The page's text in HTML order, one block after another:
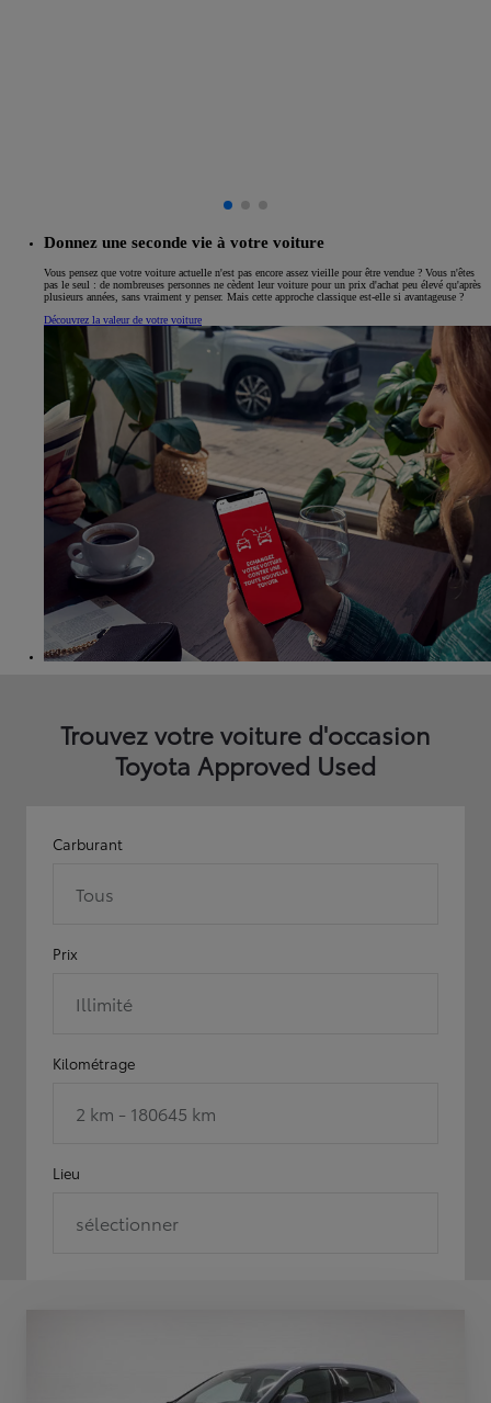
Donnez une seconde vie à votre voiture
Vous pensez que votre voiture actuelle n'est pas encore assez vieille pour être vendue ? Vous n'êtes
pas le seul : de nombreuses personnes ne cèdent leur voiture pour un prix d'achat peu élevé qu'après
plusieurs années, sans vraiment y penser. Mais cette approche classique est-elle si avantageuse ?
Découvrez la valeur de votre voiture
Trouvez votre voiture d'occasion
Toyota Approved Used
Carburant
Tous
Prix
Illimité
Kilométrage
2 km - 180645 km
Lieu
sélectionner